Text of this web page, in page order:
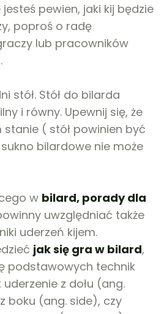
pewien, jaki kij będzie
poproś o radę
lub pracowników
stół. Stół do bilarda
i równy. Upewnij się, że
( stół powinien być
bilardowe nie może
w bilard, porady dla
uwzględniać także
uderzeń kijem.
jak się gra w bilard,
podstawowych technik
z dołu (ang.
boku (ang. side), czy